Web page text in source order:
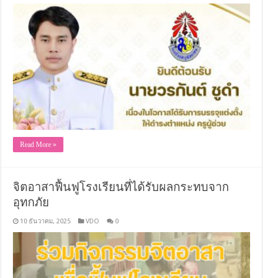
Read More »
จิตอาสาฟื้นฟูโรงเรียนที่ได้รับผลกระทบจาก
อุทกภัย
10 ธันวาคม, 2025 VDO 0